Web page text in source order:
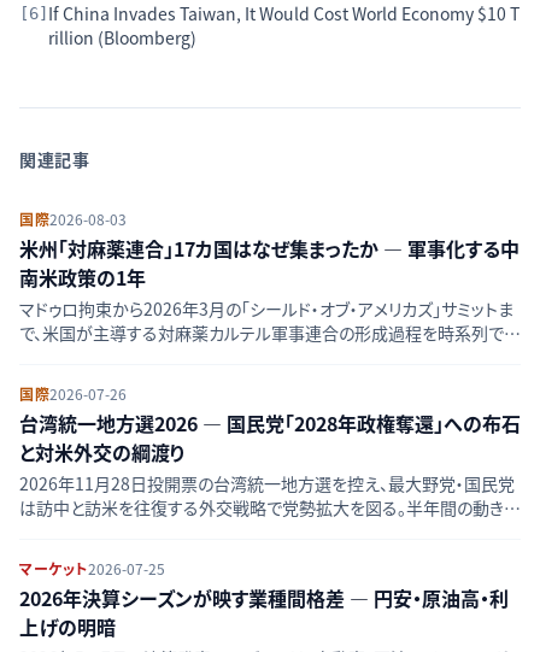
[6] If China Invades Taiwan, It Would Cost World Economy $10 T
rillion (Bloomberg)
関連記事
国際2026-08-03
米州「対麻薬連合」17カ国はなぜ集まったか — 軍事化する中
南米政策の1年
マドゥロ拘束から2026年3月の「シールド・オブ・アメリカズ」サミットま
で、米国が主導する対麻薬カルテル軍事連合の形成過程を時系列で追
国際2026-07-26
台湾統一地方選2026 — 国民党「2028年政権奪還」への布石
と対米外交の綱渡り
2026年11月28日投開票の台湾統一地方選を控え、最大野党・国民党
は訪中と訪米を往復する外交戦略で党勢拡大を図る。半年間の動きを
マーケット2026-07-25
2026年決算シーズンが映す業種間格差 — 円安・原油高・利
上げの明暗